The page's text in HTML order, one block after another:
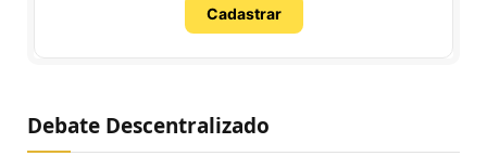
Cadastrar
Debate Descentralizado